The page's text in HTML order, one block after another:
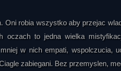
Oni robia wszystko aby przejac
oczach to jedna wielka
w nich empati, wspolczucia,
zabiegani. Bez przemyslen,